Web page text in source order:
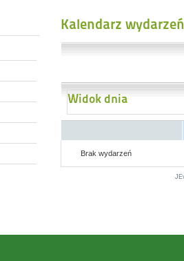
Kalendarz wydarzeń
Widok dnia
Brak wydarzeń